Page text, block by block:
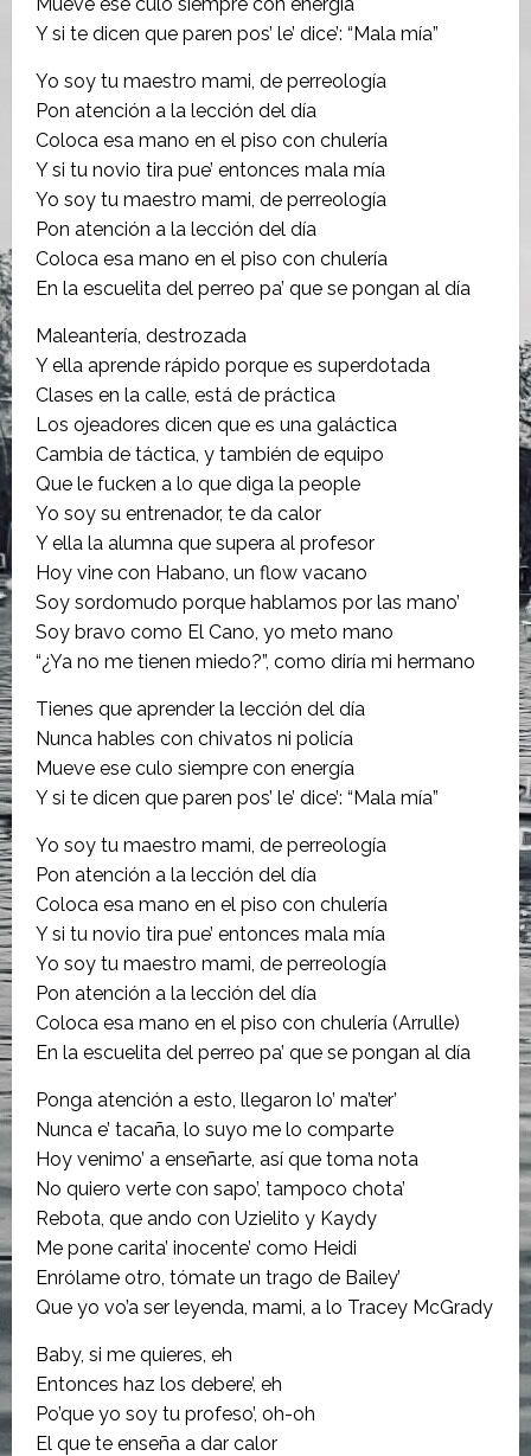
Y si te dicen que paren pos’ le’ dice’: “Mala mía”
Yo soy tu maestro mami, de perreología
Pon atención a la lección del día
Coloca esa mano en el piso con chulería
Y si tu novio tira pue’ entonces mala mía
Yo soy tu maestro mami, de perreología
Pon atención a la lección del día
Coloca esa mano en el piso con chulería
En la escuelita del perreo pa’ que se pongan al día
Maleantería, destrozada
Y ella aprende rápido porque es superdotada
Clases en la calle, está de práctica
Los ojeadores dicen que es una galáctica
Cambia de táctica, y también de equipo
Que le fucken a lo que diga la people
Yo soy su entrenador, te da calor
Y ella la alumna que supera al profesor
Hoy vine con Habano, un flow vacano
Soy sordomudo porque hablamos por las mano’
Soy bravo como El Cano, yo meto mano
“¿Ya no me tienen miedo?”, como diría mi hermano
Tienes que aprender la lección del día
Nunca hables con chivatos ni policía
Mueve ese culo siempre con energía
Y si te dicen que paren pos’ le’ dice’: “Mala mía”
Yo soy tu maestro mami, de perreología
Pon atención a la lección del día
Coloca esa mano en el piso con chulería
Y si tu novio tira pue’ entonces mala mía
Yo soy tu maestro mami, de perreología
Pon atención a la lección del día
Coloca esa mano en el piso con chulería (Arrulle)
En la escuelita del perreo pa’ que se pongan al día
Ponga atención a esto, llegaron lo’ ma’ter’
Nunca e’ tacaña, lo suyo me lo comparte
Hoy venimo’ a enseñarte, así que toma nota
No quiero verte con sapo’, tampoco chota’
Rebota, que ando con Uzielito y Kaydy
Me pone carita’ inocente’ como Heidi
Enrólame otro, tómate un trago de Bailey’
Que yo vo’a ser leyenda, mami, a lo Tracey McGrady
Baby, si me quieres, eh
Entonces haz los debere’, eh
Po’que yo soy tu profeso’, oh-oh
El que te enseña a dar calor